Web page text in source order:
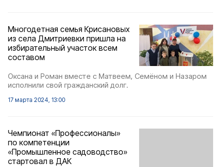
Многодетная семья Крисановых
из села Дмитриевки пришла на
избирательный участок всем
составом
Оксана и Роман вместе с Матвеем, Семёном и Назаром
исполнили свой гражданский долг.
17 марта 2024, 13:00
Чемпионат «Профессионалы»
по компетенции
«Промышленное садоводство»
стартовал в ДАК